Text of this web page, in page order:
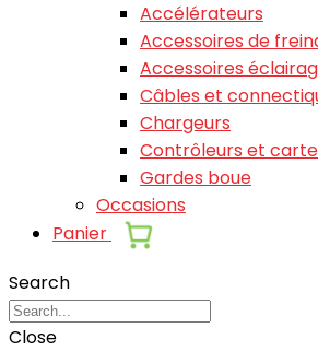
Accélérateurs
Accessoires de
Accessoires
Câbles et
Chargeurs
Contrôleurs et
Gardes boue
Occasions
Panier
Search
Close